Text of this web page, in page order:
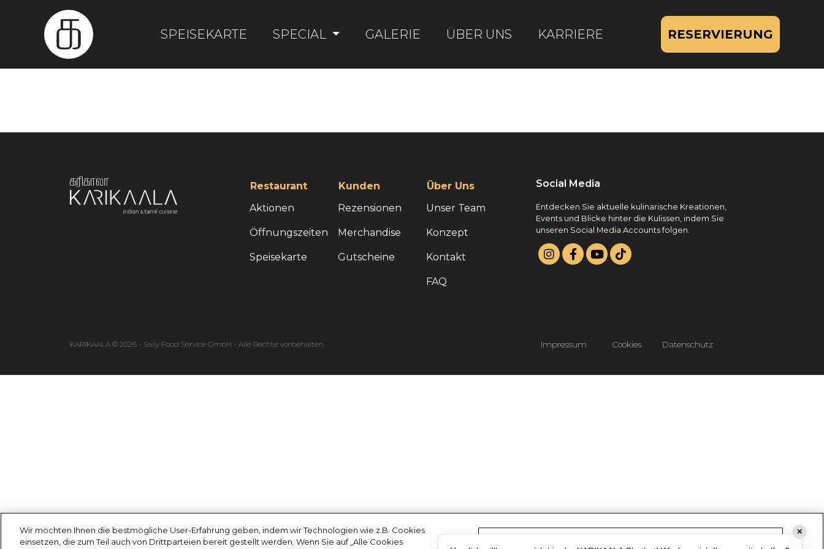
SPEISEKARTE SPECIAL GALERIE ÜBER UNS KARRIERE RESERVIERUNG
Restaurant
Aktionen
Öffnungszeiten
Speisekarte
Kunden
Rezensionen
Merchandise
Gutscheine
Über Uns
Unser Team
Konzept
Kontakt
FAQ
Social Media
Entdecken Sie aktuelle kulinarische Kreationen,
Events und Blicke hinter die Kulissen, indem Sie
unseren Social Media Accounts folgen.
KARIKAALA © 2026 - Saily Food Service GmbH - Alle Rechte vorbehalten. Impressum Cookies Datenschutz
Wir möchten Ihnen die bestmögliche User-Erfahrung geben, indem wir Technologien wie z.B. Cookies
einsetzen, die zum Teil auch von Drittparteien bereit gestellt werden. Wenn Sie auf „Alle Cookies
✕